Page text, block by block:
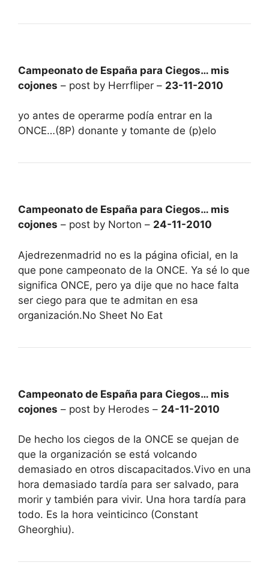
Campeonato de España para Ciegos… mis
cojones – post by Herrfliper – 23-11-2010
yo antes de operarme podía entrar en la
ONCE…(8P) donante y tomante de (p)elo
Campeonato de España para Ciegos… mis
cojones – post by Norton – 24-11-2010
Ajedrezenmadrid no es la página oficial, en la
que pone campeonato de la ONCE. Ya sé lo que
significa ONCE, pero ya dije que no hace falta
ser ciego para que te admitan en esa
organización.No Sheet No Eat
Campeonato de España para Ciegos… mis
cojones – post by Herodes – 24-11-2010
De hecho los ciegos de la ONCE se quejan de
que la organización se está volcando
demasiado en otros discapacitados.Vivo en una
hora demasiado tardía para ser salvado, para
morir y también para vivir. Una hora tardía para
todo. Es la hora veinticinco (Constant
Gheorghiu).